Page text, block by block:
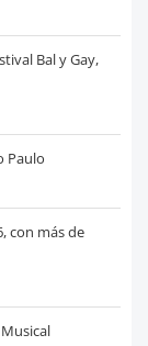
Bal y Gay,
Paulo
con más de